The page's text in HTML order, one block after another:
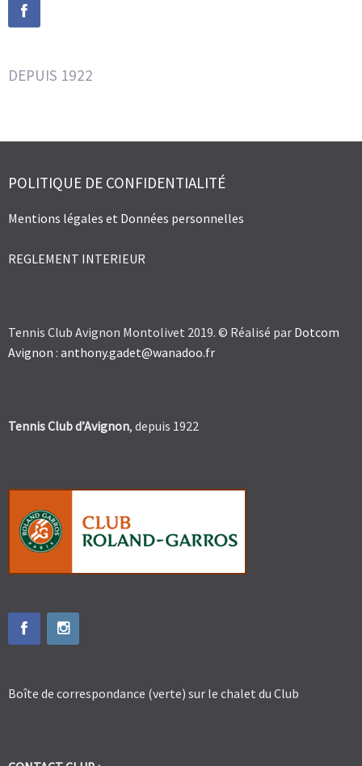
DEPUIS 1922
POLITIQUE DE CONFIDENTIALITÉ
Mentions légales et Données personnelles
REGLEMENT INTERIEUR
Tennis Club Avignon Montolivet 2019. © Réalisé par Dotcom
Avignon : anthony.gadet@wanadoo.fr
Tennis Club d’Avignon, depuis 1922
Boîte de correspondance (verte) sur le chalet du Club